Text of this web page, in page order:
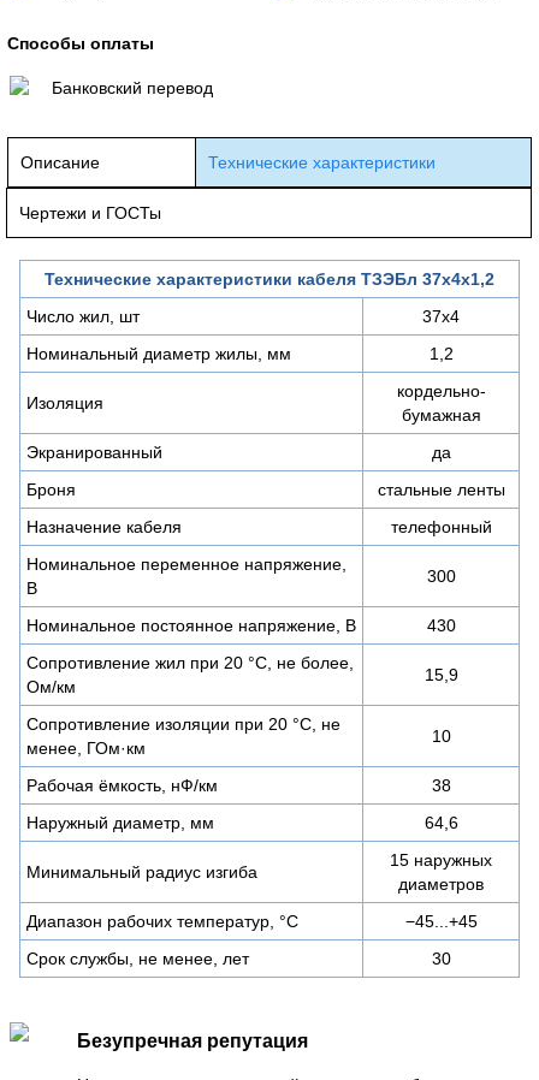
Способы оплаты
Банковский перевод
Описание Технические характеристики
Чертежи и ГОСТы
Технические характеристики кабеля ТЗЭБл 37х4х1,2
Число жил, шт
37х4
Номинальный диаметр жилы, мм
1,2
Изоляция
кордельно-
бумажная
Экранированный
да
Броня
стальные ленты
Назначение кабеля
телефонный
Номинальное переменное напряжение,
В
300
Номинальное постоянное напряжение, В
430
Сопротивление жил при 20 °С, не более,
Ом/км
15,9
Сопротивление изоляции при 20 °С, не
менее, ГОм·км
10
Рабочая ёмкость, нФ/км
38
Наружный диаметр, мм
64,6
Минимальный радиус изгиба
15 наружных
диаметров
Диапазон рабочих температур, °C
−45...+45
Срок службы, не менее, лет
30
Безупречная репутация